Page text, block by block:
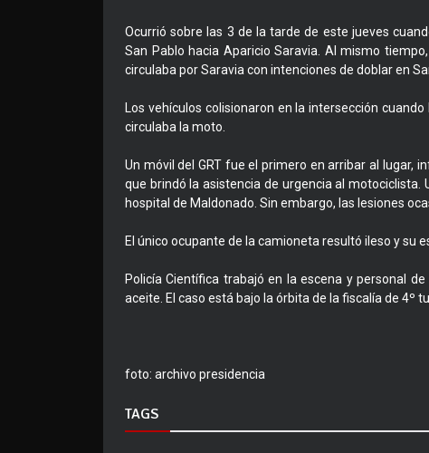
Ocurrió sobre las 3 de la tarde de este jueves
San Pablo hacia Aparicio Saravia. Al mismo
circulaba por Saravia con intenciones de doblar en
Los vehículos colisionaron en la intersección
circulaba la moto.
Un móvil del GRT fue el primero en arribar al lugar,
que brindó la asistencia de urgencia al motociclista.
hospital de Maldonado. Sin embargo, las lesiones
El único ocupante de la camioneta resultó ileso y su
Policía Científica trabajó en la escena y personal
aceite. El caso está bajo la órbita de la fiscalía de 4º
foto: archivo presidencia
TAGS